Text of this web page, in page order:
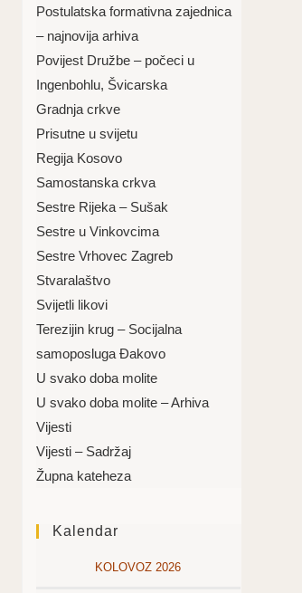
Postulatska formativna zajednica
– najnovija arhiva
Povijest Družbe – počeci u
Ingenbohlu, Švicarska
Gradnja crkve
Prisutne u svijetu
Regija Kosovo
Samostanska crkva
Sestre Rijeka – Sušak
Sestre u Vinkovcima
Sestre Vrhovec Zagreb
Stvaralaštvo
Svijetli likovi
Terezijin krug – Socijalna
samoposluga Đakovo
U svako doba molite
U svako doba molite – Arhiva
Vijesti
Vijesti – Sadržaj
Župna kateheza
Kalendar
KOLOVOZ 2026